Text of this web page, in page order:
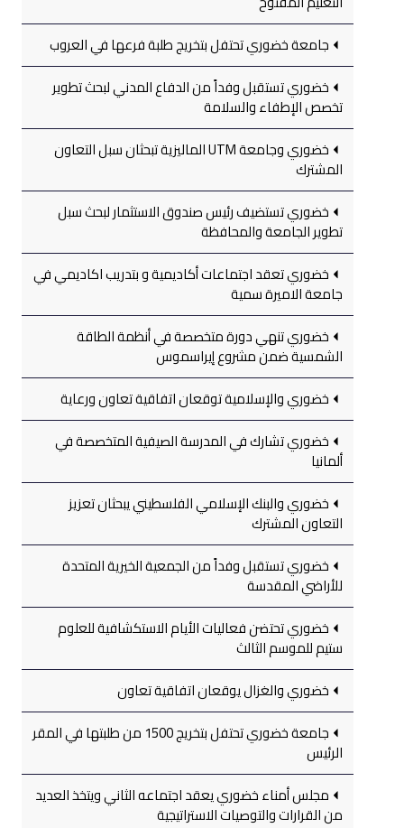
جامعة خضوري تحتفل بتخريج طلبة فرعها في العروب
خضوري تستقبل وفداً من الدفاع المدني لبحث تطوير
تخصص الإطفاء والسلامة
خضوري وجامعة UTM الماليزية تبحثان سبل التعاون
المشترك
خضوري تستضيف رئيس صندوق الاستثمار لبحث سبل
تطوير الجامعة والمحافظة
خضوري تعقد اجتماعات أكاديمية و بتدريب اكاديمي في
جامعة الاميرة سمية
خضوري تنهي دورة متخصصة في أنظمة الطاقة
الشمسية ضمن مشروع إيراسموس
خضوري والإسلامية توقعان اتفاقية تعاون ورعاية
خضوري تشارك في المدرسة الصيفية المتخصصة في
ألمانيا
خضوري والبنك الإسلامي الفلسطيني يبحثان تعزيز
التعاون المشترك
خضوري تستقبل وفداً من الجمعية الخيرية المتحدة
للأراضي المقدسة
خضوري تحتضن فعاليات الأيام الاستكشافية للعلوم
ستيم للموسم الثالث
خضوري والغزال يوقعان اتفاقية تعاون
جامعة خضوري تحتفل بتخريج 1500 من طلبتها في المقر
الرئيس
مجلس أمناء خضوري يعقد اجتماعه الثاني ويتخذ العديد
من القرارات والتوصيات الاستراتيجية